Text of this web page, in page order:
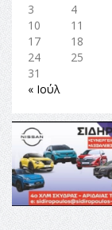
3
4
10
11
17
18
24
25
31
« Ιούλ